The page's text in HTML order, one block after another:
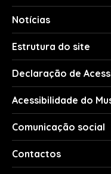
Notícias
Estrutura do site
Declaração de
Acessibilidade do
Comunicação social
Contactos